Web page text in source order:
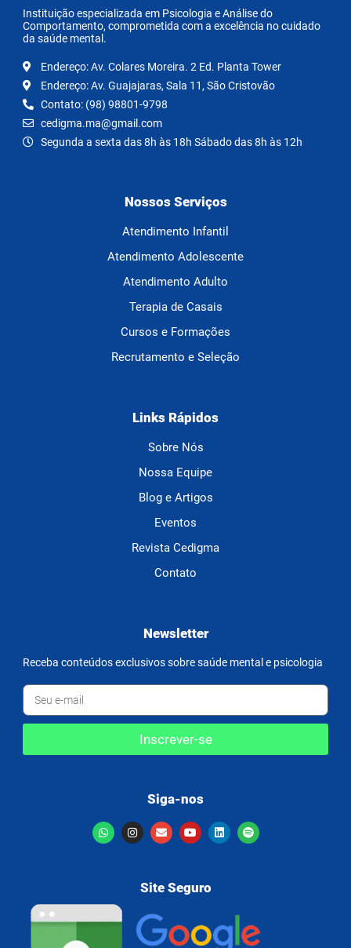
Instituição especializada em Psicologia e Análise do
Comportamento, comprometida com a excelência no cuidado
da saúde mental.
Endereço: Av. Colares Moreira. 2 Ed. Planta Tower
Endereço: Av. Guajajaras, Sala 11, São Cristovão
Contato: (98) 98801-9798
cedigma.ma@gmail.com
Segunda a sexta das 8h às 18h Sábado das 8h às 12h
Nossos Serviços
Atendimento Infantil
Atendimento Adolescente
Atendimento Adulto
Terapia de Casais
Cursos e Formações
Recrutamento e Seleção
Links Rápidos
Sobre Nós
Nossa Equipe
Blog e Artigos
Eventos
Revista Cedigma
Contato
Newsletter
Receba conteúdos exclusivos sobre saúde mental e psicologia
Inscrever-se
Siga-nos
Site Seguro